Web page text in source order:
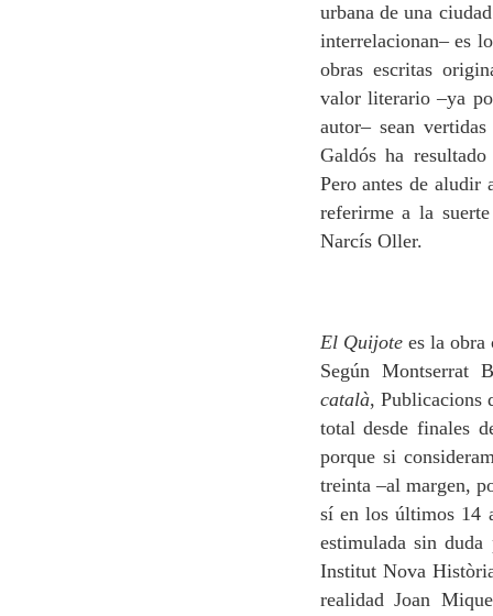
urbana de una
interrelacionan– es
obras escritas
valor literario –ya
autor– sean
Galdós ha
Pero antes de aludir
referirme a la
Narcís Oller.
El Quijotees la obra
Según Montserrat
català, Publicacions
total desde finales
porque si
treinta –al margen,
sí en los últimos 14
estimulada sin
Institut Nova
realidad Joan